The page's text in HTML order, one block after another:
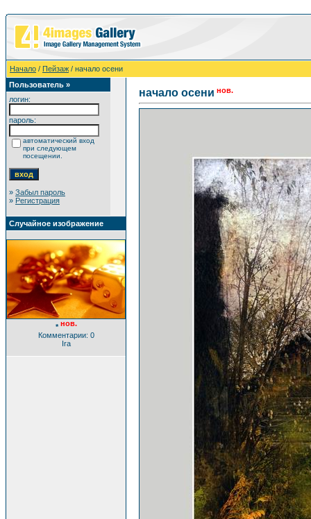
Начало / Пейзаж / начало осени
Пользователь »
логин:
пароль:
автоматический вход
при следующем
посещении.
» Забыл пароль
» Регистрация
Случайное изображение
* нов.
Комментарии: 0
Ira
начало осени нов.